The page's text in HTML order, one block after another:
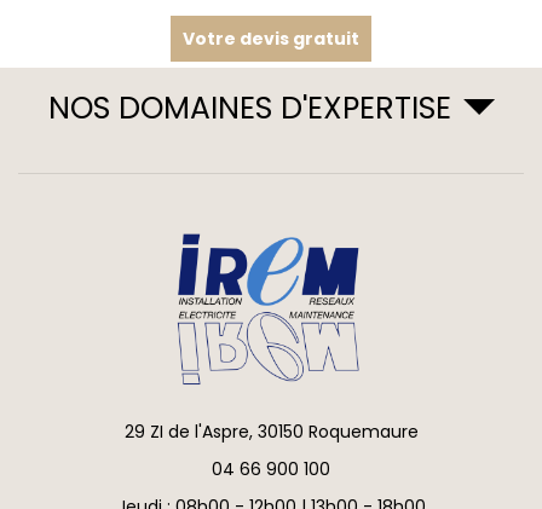
Votre devis gratuit
NOS DOMAINES D'EXPERTISE
29 ZI de l'Aspre, 30150 Roquemaure
04 66 900 100